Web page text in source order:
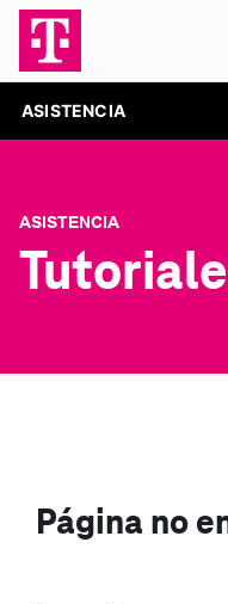
ASISTENCIA
ASISTENCIA